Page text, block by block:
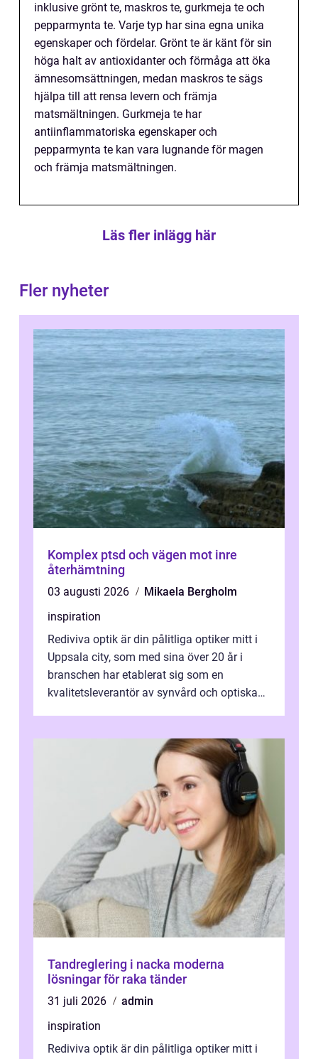
inklusive grönt te, maskros te, gurkmeja te och
pepparmynta te. Varje typ har sina egna unika
egenskaper och fördelar. Grönt te är känt för sin
höga halt av antioxidanter och förmåga att öka
ämnesomsättningen, medan maskros te sägs
hjälpa till att rensa levern och främja
matsmältningen. Gurkmeja te har
antiinflammatoriska egenskaper och
pepparmynta te kan vara lugnande för magen
och främja matsmältningen.
Läs fler inlägg här
Fler nyheter
Komplex ptsd och vägen mot inre
återhämtning
03 augusti 2026
Mikaela Bergholm
inspiration
Rediviva optik är din pålitliga optiker mitt i
Uppsala city, som med sina över 20 år i
branschen har etablerat sig som en
kvalitetsleverantör av synvård och optiska
Tandreglering i nacka moderna
lösningar för raka tänder
31 juli 2026
admin
inspiration
Rediviva optik är din pålitliga optiker mitt i